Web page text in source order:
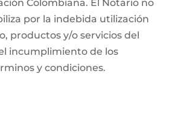
Colombiana. El Notario no
por la indebida utilización
productos y/o servicios del
incumplimiento de los
y condiciones.